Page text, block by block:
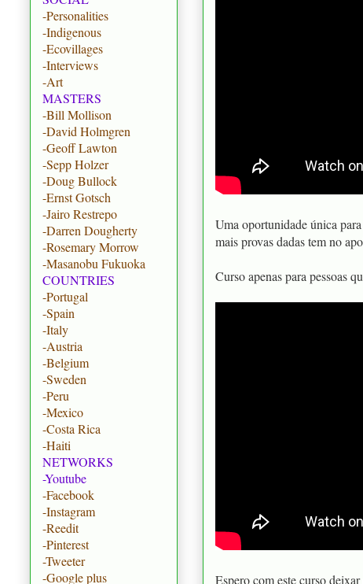
Uma oportunidade única
mais provas dadas tem no
Curso apenas para pessoas
Espero com este curso
-Personalities
-Indigenous
-Ecovillages
-Interviews
-Art
MASTERS
-Bill Mollison
-David Holmgren
-Geoff Lawton
-Sepp Holzer
-Doug Bullock
-Ernst Gotsch
-Jairo Restrepo
-Darren Dougherty
-Rosemary Morrow
-Masanobu Fukuoka
COUNTRIES
-Portugal
-Spain
-Italy
-Austria
-Belgium
-Sweden
-Peru
-Mexico
-Costa Rica
-Haiti
NETWORKS
-Youtube
-Facebook
-Instagram
-Reedit
-Pinterest
-Tweeter
-Google plus